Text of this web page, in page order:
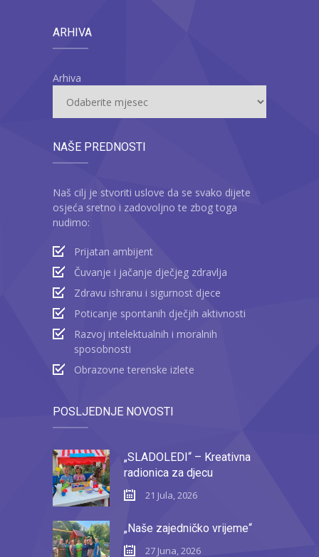
ARHIVA
Arhiva
NAŠE PREDNOSTI
Naš cilj je stvoriti uslove da se svako dijete
osjeća sretno i zadovoljno te zbog toga
nudimo:
Prijatan ambijent
Čuvanje i jačanje dječjeg zdravlja
Zdravu ishranu i sigurnost djece
Poticanje spontanih dječjih aktivnosti
Razvoj intelektualnih i moralnih
sposobnosti
Obrazovne terenske izlete
POSLJEDNJE NOVOSTI
„SLADOLEDI“ – Kreativna
radionica za djecu
21 Jula, 2026
„Naše zajedničko vrijeme“
27 Juna, 2026